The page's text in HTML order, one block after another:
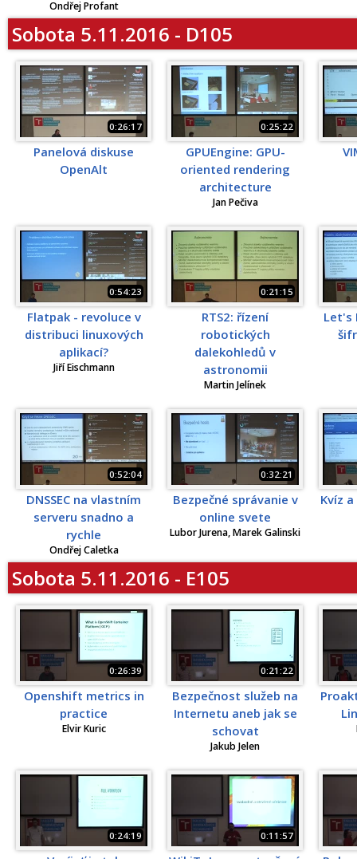
Ondřej Profant
Sobota 5.11.2016 - D105
0:26:17
Panelová diskuse
OpenAlt
0:25:22
GPUEngine: GPU-
oriented rendering
architecture
Jan Pečiva
0:54:23
Flatpak - revoluce v
distribuci linuxových
aplikací?
Jiří Eischmann
0:21:15
RTS2: řízení
robotických
dalekohledů v
astronomii
Martin Jelínek
Let's
0:52:04
DNSSEC na vlastním
serveru snadno a
rychle
Ondřej Caletka
0:32:21
Bezpečné správanie v
online svete
Lubor Jurena, Marek Galinski
Kvíz
Sobota 5.11.2016 - E105
0:26:39
Openshift metrics in
practice
Elvir Kuric
0:21:22
Bezpečnost služeb na
Internetu aneb jak se
schovat
Jakub Jelen
0:24:19 0:11:57